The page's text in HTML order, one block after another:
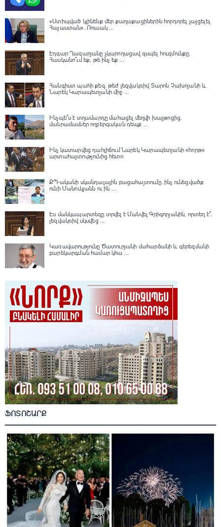
«Ստիպված կլինենք մեր քաղաքացիներին հորդորել չայցելել
Հայաստան»․ Ռուսակ ...
Էդգար Ղազարյանը չկարողացավ զսպել հուզմունքը.
Հասկանո՞ւմ եք, թե ինչ եք ...
Հանգիստ պահի քեզ. թեժ լեզվակռիվ Տարոն Չախոյանի և
Նարեկ Կարապետյանի միջ ...
Ինչպե՞ս է տղամարդը մահացել մեղվի խայթոցից.
մանրամասներ ողբերգական դեպք ...
Ինչ կատարվեց դահլիճում Նարեկ Կարապետյանի «հորթ»
արտահայտությունից հետո
ՔՊ-ականի սկանդալային բացահայտումը․ ինչ ունեցվածք
ունի Մանուկյանն ու ին ...
Էս մանկապարտեզը տրվել է Մանվել Գրիգորյանին, որտեղ է՞․
լեզվակռիվ սկսվեց ...
Կառավարությունը Ծատուրյանի մահարձանի և գերեզմանի
բարեկարգման համար կհա ...
ՖՈՏՈՇԱՐՔ